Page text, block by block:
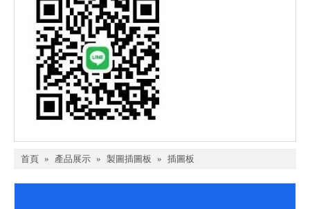
首頁 » 產品展示 » 製圖插圖板 » 插圖板